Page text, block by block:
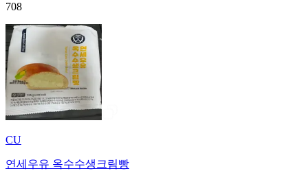
708
CU
연세우유 옥수수생크림빵